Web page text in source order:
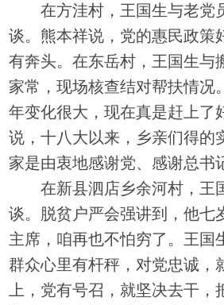
在方洼村，王国生与老党
谈。熊本祥说，党的惠民政策
有奔头。在东岳村，王国生与
家常，现场核查结对帮扶情况
年变化很大，现在真是赶上了
说，十八大以来，乡亲们得的
家是由衷地感谢党、感谢总书
在新县泗店乡余河村，王
谈。脱贫户严会强讲到，他七
主席，咱再也不怕穷了。王国
群众心里有杆秤，对党忠诚，
上，党有号召，就坚决去干